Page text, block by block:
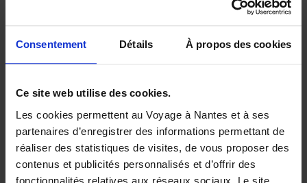
Consentement Détails À propos des cookies
Ce site web utilise des cookies.
Les cookies permettent au Voyage à Nantes et à ses
partenaires d’enregistrer des informations permettant de
réaliser des statistiques de visites, de vous proposer des
contenus et publicités personnalisés et d’offrir des
fonctionnalités relatives aux réseaux sociaux. Le site
Accès à la salle et aux toilettes pour les personnes à
mobilité réduite.
Précisions sur l’accessibilité :
“Terrasse accessible à l'année. Accès possible par
une rampe amovible, contacter l'établissement.